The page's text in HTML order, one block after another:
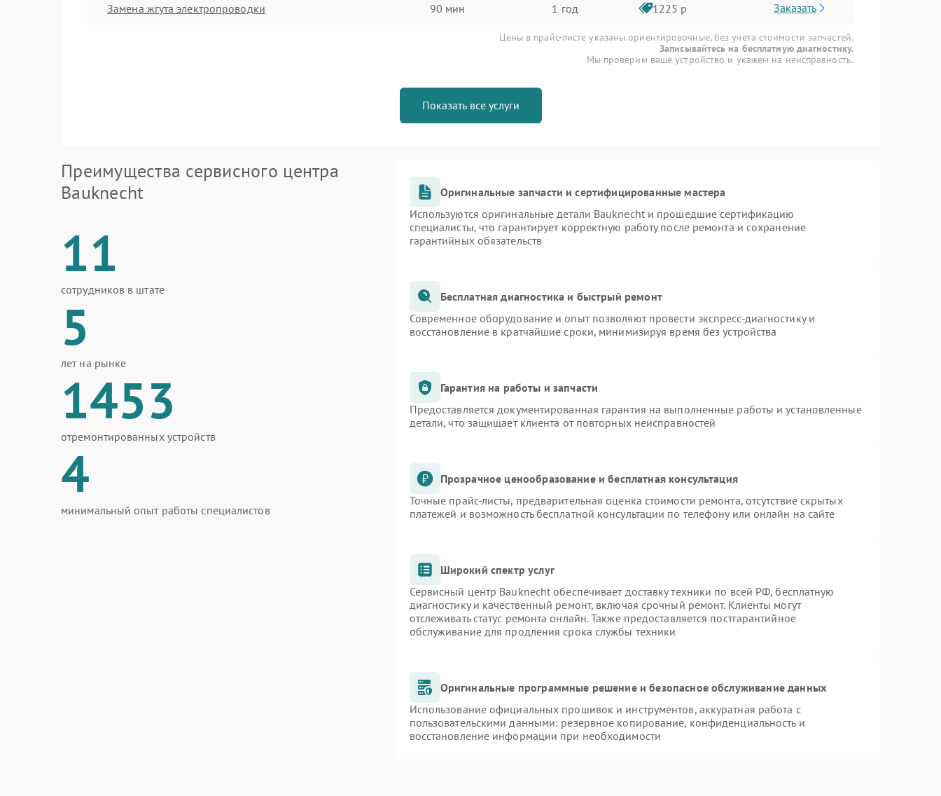
Замена жгута электропроводки 90 мин 1 год 1225 р Заказать
Цены в прайс-листе указаны ориентировочные, без учета стоимости запчастей.
Записывайтесь на бесплатную диагностику.
Мы проверим ваше устройство и укажем на неисправность.
Показать все услуги
Преимущества сервисного центра
Bauknecht
11
сотрудников в штате
5
лет на рынке
1453
отремонтированных устройств
4
минимальный опыт работы специалистов
Оригинальные запчасти и сертифицированные мастера
Используются оригинальные детали Bauknecht и прошедшие сертификацию
специалисты, что гарантирует корректную работу после ремонта и сохранение
гарантийных обязательств
Бесплатная диагностика и быстрый ремонт
Современное оборудование и опыт позволяют провести экспресс-диагностику и
восстановление в кратчайшие сроки, минимизируя время без устройства
Гарантия на работы и запчасти
Предоставляется документированная гарантия на выполненные работы и установленные
детали, что защищает клиента от повторных неисправностей
Прозрачное ценообразование и бесплатная консультация
Точные прайс-листы, предварительная оценка стоимости ремонта, отсутствие скрытых
платежей и возможность бесплатной консультации по телефону или онлайн на сайте
Широкий спектр услуг
Сервисный центр Bauknecht обеспечивает доставку техники по всей РФ, бесплатную
диагностику и качественный ремонт, включая срочный ремонт. Клиенты могут
отслеживать статус ремонта онлайн. Также предоставляется постгарантийное
обслуживание для продления срока службы техники
Оригинальные программные решение и безопасное обслуживание данных
Использование официальных прошивок и инструментов, аккуратная работа с
пользовательскими данными: резервное копирование, конфиденциальность и
восстановление информации при необходимости